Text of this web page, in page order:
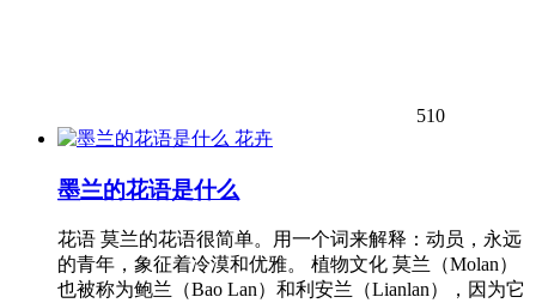
510
花卉
墨兰的花语是什么
花语 莫兰的花语很简单。用一个词来解释：动员，永远
的青年，象征着冷漠和优雅。 植物文化 莫兰（Molan）
也被称为鲍兰（Bao Lan）和利安兰（Lianlan），因为它